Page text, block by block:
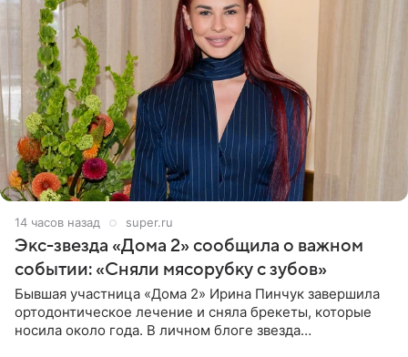
14 часов назад super.ru
Экс-звезда «Дома 2» сообщила о важном
событии: «Сняли мясорубку с зубов»
Бывшая участница «Дома 2» Ирина Пинчук завершила
ортодонтическое лечение и сняла брекеты, которые
носила около года. В личном блоге звезда